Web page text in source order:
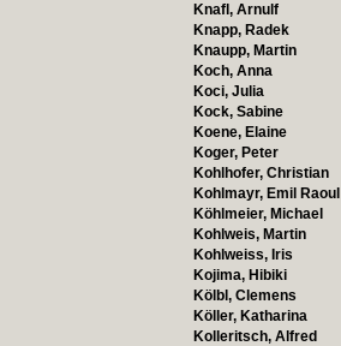
Knafl, Arnulf
Knapp, Radek
Knaupp, Martin
Koch, Anna
Koci, Julia
Kock, Sabine
Koene, Elaine
Koger, Peter
Kohlhofer, Christian
Kohlmayr, Emil Raoul
Köhlmeier, Michael
Kohlweis, Martin
Kohlweiss, Iris
Kojima, Hibiki
Kölbl, Clemens
Köller, Katharina
Kolleritsch, Alfred